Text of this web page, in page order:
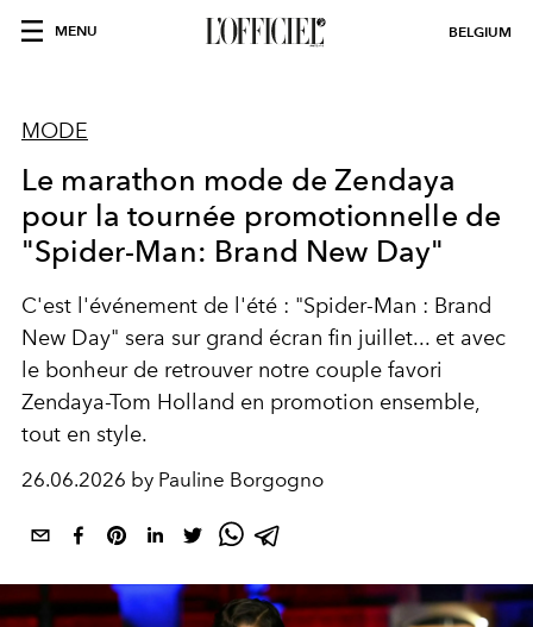
MENU BELGIUM
MODE
Le marathon mode de Zendaya
pour la tournée promotionnelle de
"Spider-Man: Brand New Day"
C'est l'événement de l'été : "Spider-Man : Brand
New Day" sera sur grand écran fin juillet... et avec
le bonheur de retrouver notre couple favori
Zendaya-Tom Holland en promotion ensemble,
tout en style.
26.06.2026 by Pauline Borgogno